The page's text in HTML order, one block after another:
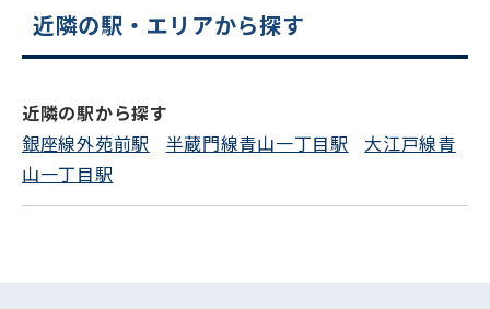
近隣の駅・エリアから探す
近隣の駅から探す
銀座線外苑前駅
半蔵門線青山一丁目駅
大江戸線青
山一丁目駅